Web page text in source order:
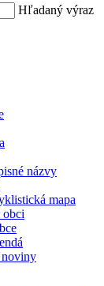
Hľadaný výraz
názvy
mapa
obci
noviny